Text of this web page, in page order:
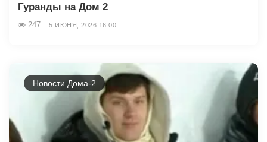
Гуранды на Дом 2
247 5 ИЮНЯ, 2026 16:00
Новости Дома-2